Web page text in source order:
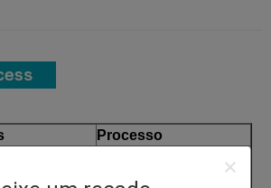
Processo